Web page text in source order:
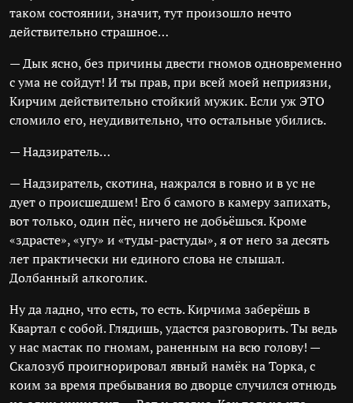
таком состоянии, значит, тут произошло нечто
действительно страшное…
— Дык ясно, без причины двести гномов одновременно
с ума не сойдут! И ты прав, при всей моей неприязни,
Кирчим действительно стойкий мужик. Если уж ЭТО
сломило его, неудивительно, что остальные убились.
— Надзиратель…
— Надзиратель, скотина, нажрался в говно и в ус не
дует о происшедшем! Его б самого в камеру запихать,
вот только, один пёс, ничего не добьёшься. Кроме
«здрасте», «угу» и «туды-растуды», я от него за десять
лет практически ни единого слова не слышал.
Долбанный алкоголик.
Ну да ладно, что есть, то есть. Кирчима заберёшь в
Квартал с собой. Глядишь, удастся разговорить. Ты ведь
у нас мастак по гномам, раненным на всю голову! —
Скалозуб проигнорировал явный намёк на Торка, с
коим за время пребывания во дворце случился отнюдь